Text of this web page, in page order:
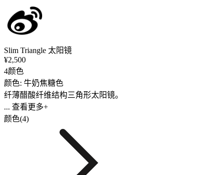
Slim Triangle 太阳镜
¥2,500
4颜色
颜色: 牛奶焦糖色
纤薄醋酸纤维结构三角形太阳镜。
... 查看更多+
颜色(4)